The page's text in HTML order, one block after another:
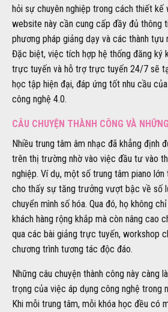
hỏi sự chuyên nghiệp trong cách thiết kế
website này cần cung cấp đầy đủ thông
phương pháp giảng dạy và các thành tựu
Đặc biệt, việc tích hợp hệ thống đăng ký
trực tuyến và hỗ trợ trực tuyến 24/7 sẽ
học tập hiện đại, đáp ứng tốt nhu cầu
công nghệ 4.0.
CÂU CHUYỆN THÀNH CÔNG VÀ
Nhiều trung tâm âm nhạc đã khẳng định
trên thị trường nhờ vào việc đầu tư vào
nghiệp. Ví dụ, một số trung tâm piano
cho thấy sự tăng trưởng vượt bậc về số
chuyển mình số hóa. Qua đó, họ không
khách hàng rộng khắp mà còn nâng cao
qua các bài giảng trực tuyến, workshop
chương trình tương tác độc đáo.
Những câu chuyện thành công này càng
trọng của việc áp dụng công nghệ trong
Khi mỗi trung tâm, mỗi khóa học đều có